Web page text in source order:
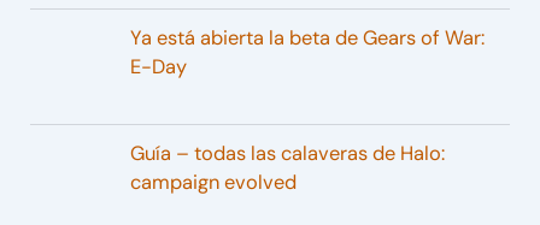
Ya está abierta la beta de Gears of War:
E-Day
Guía – todas las calaveras de Halo:
campaign evolved